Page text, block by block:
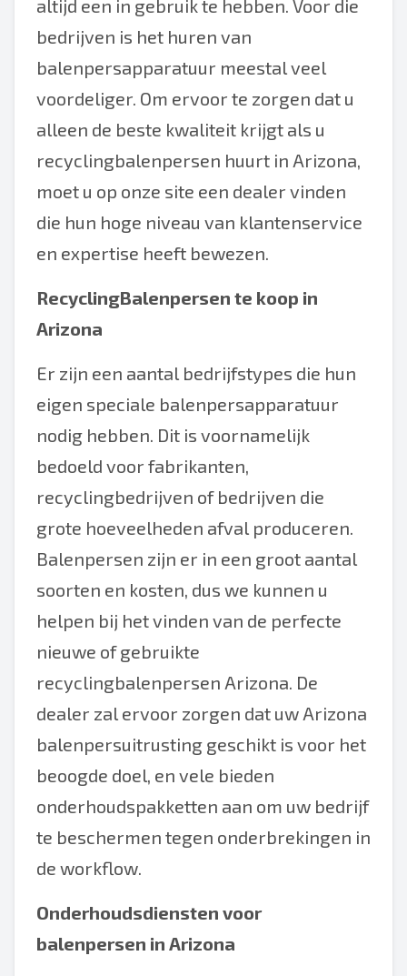
altijd een in gebruik te hebben. Voor die
bedrijven is het huren van
balenpersapparatuur meestal veel
voordeliger. Om ervoor te zorgen dat u
alleen de beste kwaliteit krijgt als u
recyclingbalenpersen huurt in Arizona,
moet u op onze site een dealer vinden
die hun hoge niveau van klantenservice
en expertise heeft bewezen.
RecyclingBalenpersen te koop in
Arizona
Er zijn een aantal bedrijfstypes die hun
eigen speciale balenpersapparatuur
nodig hebben. Dit is voornamelijk
bedoeld voor fabrikanten,
recyclingbedrijven of bedrijven die
grote hoeveelheden afval produceren.
Balenpersen zijn er in een groot aantal
soorten en kosten, dus we kunnen u
helpen bij het vinden van de perfecte
nieuwe of gebruikte
recyclingbalenpersen Arizona. De
dealer zal ervoor zorgen dat uw Arizona
balenpersuitrusting geschikt is voor het
beoogde doel, en vele bieden
onderhoudspakketten aan om uw bedrijf
te beschermen tegen onderbrekingen in
de workflow.
Onderhoudsdiensten voor
balenpersen in Arizona